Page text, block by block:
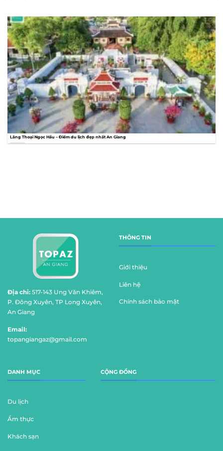
Lăng Thoại Ngọc Hầu – Điểm du lịch đẹp nhất An Giang
Địa chỉ: 517-143 Ung Văn Khiêm,
P. Đông Xuyên, TP Long Xuyên,
An Giang
Email:
topangiangaz@gmail.com
THÔNG TIN
Giới thiệu
Liên hệ
Chính sách bảo mật
DANH MỤC
Du lịch
Ẩm thực
Khách sạn
CỘNG ĐỒNG